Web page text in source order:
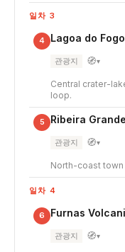
일차 3
4 Lagoa do Fogo
관광지 🧭▾
Central crater-
loop.
5 Ribeira
관광지 🧭▾
North-coast
일차 4
6 Furnas
관광지 🧭▾